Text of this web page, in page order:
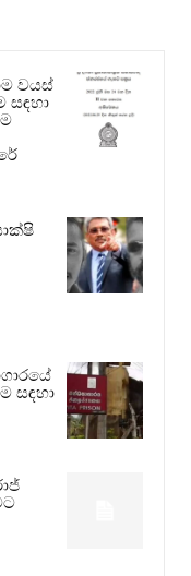
වයස්
සඳහා
සඳහා